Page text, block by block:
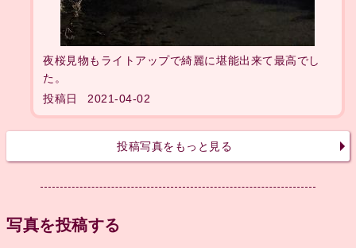
夜桜見物もライトアップで綺麗に堪能出来て最高でし
た。
投稿日
2021-04-02
投稿写真をもっと見る
写真を投稿する